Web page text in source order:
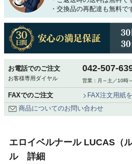
・交換品の再配達も無料で
お電話でのご注文
お客様専用ダイヤル
042-507-
営業：月～土／10
FAXでのご注文
FAX注文用紙
商品についてのお問い合わせ
エロイベルナール LUCAS（
ル 詳細